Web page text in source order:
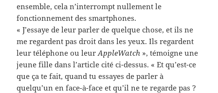
ensemble, cela n’interrompt nullement le
fonctionnement des smartphones.
« J’essaye de leur parler de quelque chose, et ils ne
me regardent pas droit dans les yeux. Ils regardent
leur téléphone ou leurAppleWatch », témoigne une
jeune fille dans l’article cité ci-dessus. « Et qu’est-ce
que ça te fait, quand tu essayes de parler à
quelqu’un en face-à-face et qu’il ne te regarde pas ?